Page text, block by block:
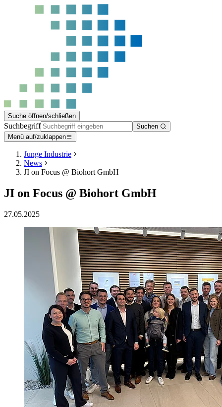
Suche öffnen/schließen
Suchbegriff
Suchen
Menü auf/zuklappen
Junge Industrie
News
JI on Focus @ Biohort GmbH
JI on Focus @ Biohort GmbH
27.05.2025